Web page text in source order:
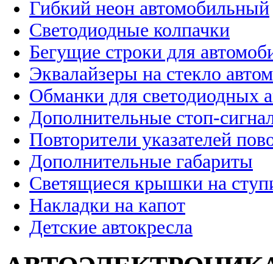
Гибкий неон автомобильный
Светодиодные колпачки
Бегущие строки для
Эквалайзеры на стекло
Обманки для светодиодных
Дополнительные стоп-
Повторители указателей
Дополнительные габариты
Светящиеся крышки на
Накладки на капот
Детские автокресла